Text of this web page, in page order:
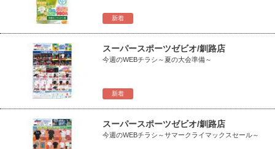
新着
新着
スーパースポーツゼビオ/釧路店
今週のWEBチラシ～夏の大会準備～
スーパースポーツゼビオ/釧路店
今週のWEBチラシ～サマークライマックスセール～